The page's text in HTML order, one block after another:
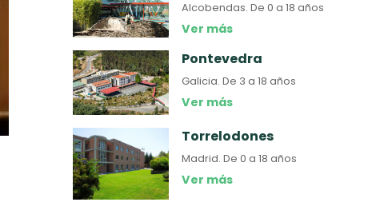
Alcobendas.De 0 a 18 años
Ver más
Pontevedra
Galicia.De 3 a 18 años
Ver más
Torrelodones
Madrid.De 0 a 18 años
Ver más